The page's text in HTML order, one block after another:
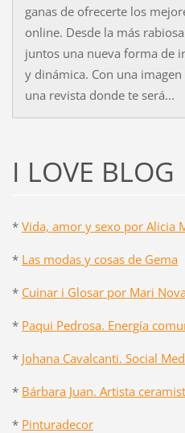
ganas de ofrecerte los
online. Desde la más
juntos una nueva forma de
y dinámica. Con una
una revista donde te será...
I LOVE BLOG
* Vida, amor y sexo por Alicia
* Las modas y cosas de Gema
* Cuinar i Glosar por Mari
* Paqui Pedrosa. Energía
* Johana Cavalcanti. Social
* Bárbara Juan. Artista
* Pinturadecor